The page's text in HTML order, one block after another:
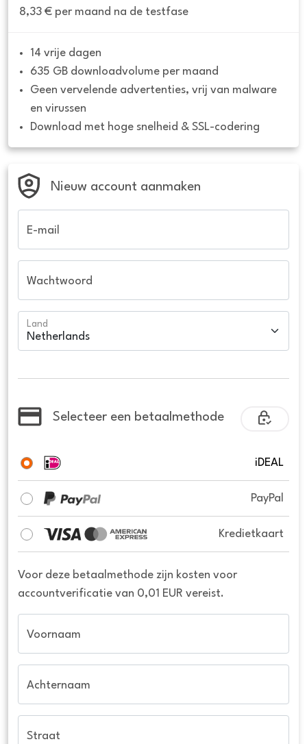
8,33 € per maand na de testfase
14 vrije dagen
635 GB downloadvolume per maand
Geen vervelende advertenties, vrij van malware
en virussen
Download met hoge snelheid & SSL-codering
Nieuw account aanmaken
E-mail
Wachtwoord
Land
Selecteer een betaalmethode
iDEAL
PayPal
Kredietkaart
Voor deze betaalmethode zijn kosten voor
accountverificatie van 0,01 EUR vereist.
Voornaam
Achternaam
Straat